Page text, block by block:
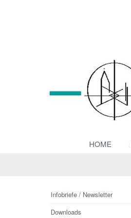
HOME
Infobriefe / Newsletter
Downloads